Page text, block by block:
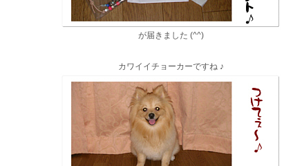
が届きました (^^)
カワイイチョーカーですね ♪